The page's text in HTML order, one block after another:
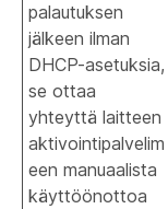
palautuksen
jälkeen ilman
DHCP-asetuksia,
se ottaa
yhteyttä laitteen
aktivointipalvelim
een manuaalista
käyttöönottoa